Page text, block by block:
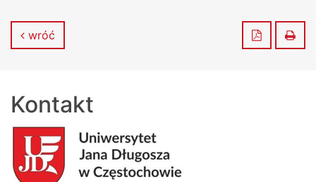
wróć Zapisz do
Kontakt